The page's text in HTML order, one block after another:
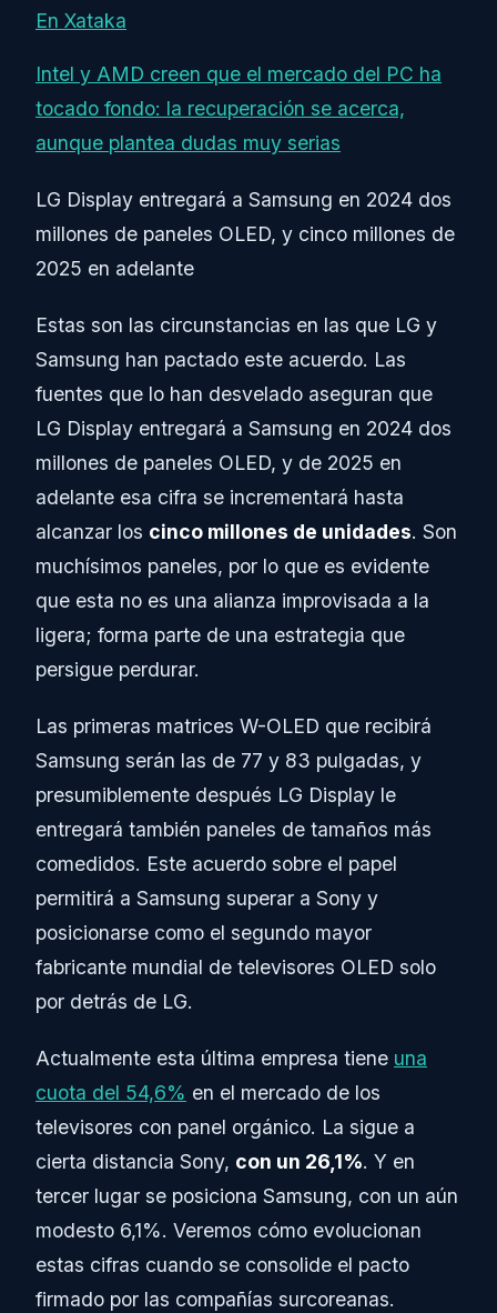
En Xataka
Intel y AMD creen que el mercado del PC ha
tocado fondo: la recuperación se acerca,
aunque plantea dudas muy serias
LG Display entregará a Samsung en 2024 dos
millones de paneles OLED, y cinco millones de
2025 en adelante
Estas son las circunstancias en las que LG y
Samsung han pactado este acuerdo. Las
fuentes que lo han desvelado aseguran que
LG Display entregará a Samsung en 2024 dos
millones de paneles OLED, y de 2025 en
adelante esa cifra se incrementará hasta
alcanzar los cinco millones de unidades. Son
muchísimos paneles, por lo que es evidente
que esta no es una alianza improvisada a la
ligera; forma parte de una estrategia que
persigue perdurar.
Las primeras matrices W-OLED que recibirá
Samsung serán las de 77 y 83 pulgadas, y
presumiblemente después LG Display le
entregará también paneles de tamaños más
comedidos. Este acuerdo sobre el papel
permitirá a Samsung superar a Sony y
posicionarse como el segundo mayor
fabricante mundial de televisores OLED solo
por detrás de LG.
Actualmente esta última empresa tiene una
cuota del 54,6% en el mercado de los
televisores con panel orgánico. La sigue a
cierta distancia Sony, con un 26,1%. Y en
tercer lugar se posiciona Samsung, con un aún
modesto 6,1%. Veremos cómo evolucionan
estas cifras cuando se consolide el pacto
firmado por las compañías surcoreanas.